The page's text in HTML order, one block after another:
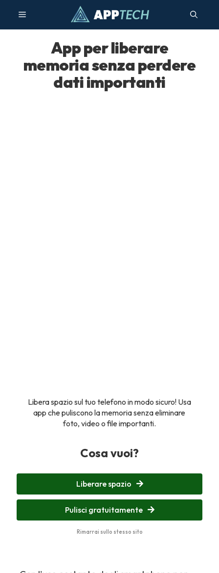
contenuto
Menu
App per liberare
memoria senza perdere
dati importanti
Libera spazio sul tuo telefono in modo sicuro! Usa
app che puliscono la memoria senza eliminare
foto, video o file importanti.
Cosa vuoi?
Liberare spazio
Pulisci gratuitamente
Rimarrai sullo stesso sito